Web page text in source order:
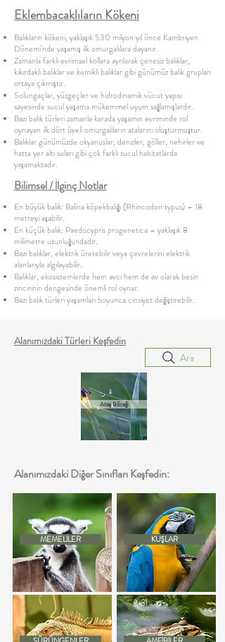
Eklembacaklıların Kökeni
Balıkların kökeni, yaklaşık 530 milyon yıl önce Kambriyen
Dönemi'nde yaşamış ilk omurgalılara dayanır.
Zamanla farklı evrimsel kollara ayrılarak çenesiz balıklar,
kıkırdaklı balıklar ve kemikli balıklar gibi günümüz balık grupları
ortaya çıkmıştır.
Solungaçlar, yüzgeçler ve hidrodinamik vücut yapısı
sayesinde sucul yaşama mükemmel uyum sağlamışlardır.
Bazı balık türleri zamanla karada yaşamın evriminde rol
oynayan ilk dört üyeli omurgalıların atalarını oluşturmuştur.
Balıklar günümüzde okyanuslar, denizler, göller, nehirler ve
hatta yer altı suları gibi çok farklı sucul habitatlarda
yaşamaktadır.
Bilimsel / İlginç Notlar
En büyük balık: Balina köpekbalığı (Rhincodon typus) – 18
metreyi aşabilir.
En küçük balık: Paedocypris progenetica – yaklaşık 8
milimetre uzunluğundadır.
Bazı balıklar, elektrik üretebilir veya çevrelerini elektrik
alanlarıyla algılayabilir.
Balıklar, ekosistemlerde hem avcı hem de av olarak besin
zincirinin dengesinde önemli rol oynar.
Bazı balık türleri yaşamları boyunca cinsiyet değiştirebilir.
Alanımızdaki Türleri Keşfedin
Ara
Ateş Böceği
Alanımızdaki Diğer Sınıfları Keşfedin:
MEMELİLER KUŞLAR